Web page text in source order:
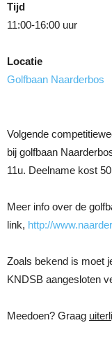
Tijd
11:00-16:00 uur
Locatie
Golfbaan Naarderbos
Volgende
bij golfbaan
11u. Deelname kost
Meer info over de
link, http://
Zoals bekend is moet
KNDSB aangesloten
Meedoen? Graag